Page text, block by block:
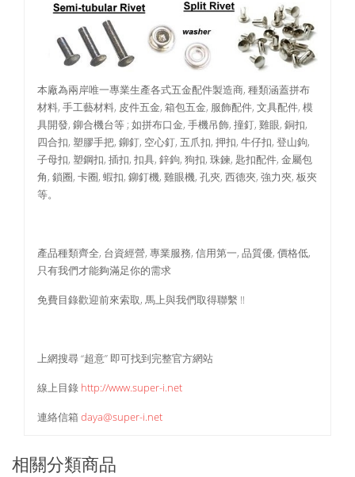
本廠為兩岸唯一專業生產各式五金配件製造商, 種類涵蓋拼布
材料, 手工藝材料, 皮件五金, 箱包五金, 服飾配件, 文具配件, 模
具開發, 鉚合機台等 ; 如拼布口金, 手機吊飾, 撞釘, 雞眼, 銅扣,
四合扣, 塑膠手把, 鉚釘, 空心釘, 五爪扣, 押扣, 牛仔扣, 登山鉤,
子母扣, 塑鋼扣, 插扣, 扣具, 鋅鉤, 狗扣, 珠鍊, 匙扣配件, 金屬包
角, 鎖圈, 卡圈, 蝦扣, 鉚釘機, 雞眼機, 孔夾, 西德夾, 強力夾, 板夾
等。
產品種類齊全, 台資經營, 專業服務, 信用第一, 品質優, 價格低,
只有我們才能夠滿足你的需求
免費目錄歡迎前來索取, 馬上與我們取得聯繫 !!
上網搜尋 “超意” 即可找到完整官方網站
線上目錄 http://www.super-i.net
連絡信箱daya@super-i.net
相關分類商品